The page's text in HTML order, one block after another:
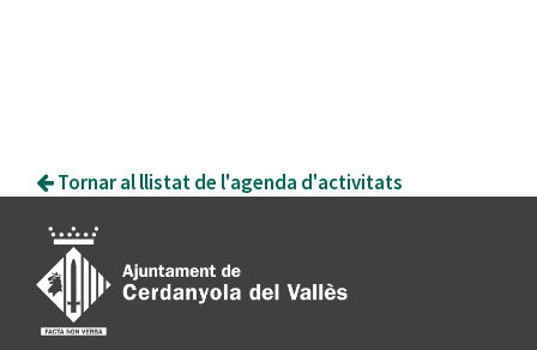
Tornar al llistat de l'agenda d'activitats